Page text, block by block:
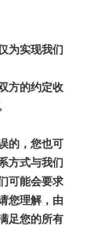
为实现我们
方的约定收
的，您也可
方式与我们
可能会要求
您理解，由
足您的所有